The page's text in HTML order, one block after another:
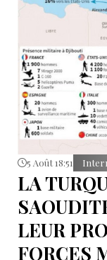
5 Août 18:51
LA
LEUR
FORCES